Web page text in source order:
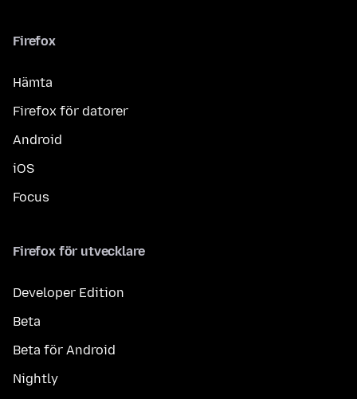
Firefox
Hämta
Firefox för datorer
Android
iOS
Focus
Firefox för utvecklare
Developer Edition
Beta
Beta för Android
Nightly